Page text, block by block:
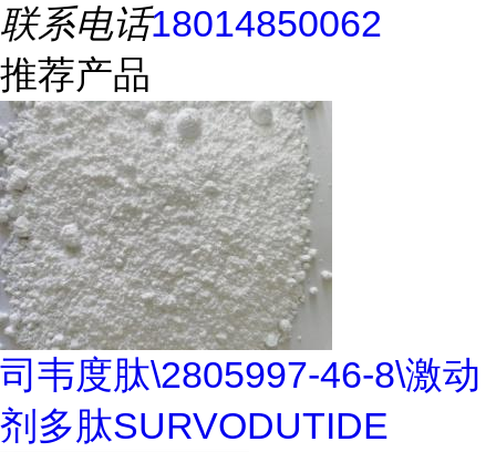
联系电话18014850062
推荐产品
司韦度肽\2805997-46-8\激动
剂多肽SURVODUTIDE